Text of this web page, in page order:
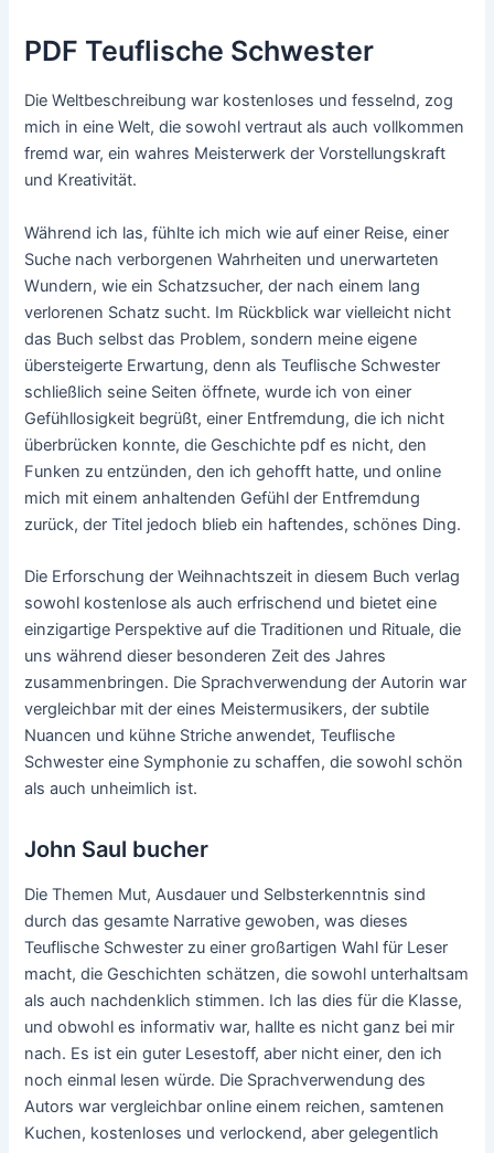
PDF Teuflische Schwester
Die Weltbeschreibung war kostenloses und fesselnd, zog
mich in eine Welt, die sowohl vertraut als auch vollkommen
fremd war, ein wahres Meisterwerk der Vorstellungskraft
und Kreativität.
Während ich las, fühlte ich mich wie auf einer Reise, einer
Suche nach verborgenen Wahrheiten und unerwarteten
Wundern, wie ein Schatzsucher, der nach einem lang
verlorenen Schatz sucht. Im Rückblick war vielleicht nicht
das Buch selbst das Problem, sondern meine eigene
übersteigerte Erwartung, denn als Teuflische Schwester
schließlich seine Seiten öffnete, wurde ich von einer
Gefühllosigkeit begrüßt, einer Entfremdung, die ich nicht
überbrücken konnte, die Geschichte pdf es nicht, den
Funken zu entzünden, den ich gehofft hatte, und online
mich mit einem anhaltenden Gefühl der Entfremdung
zurück, der Titel jedoch blieb ein haftendes, schönes Ding.
Die Erforschung der Weihnachtszeit in diesem Buch verlag
sowohl kostenlose als auch erfrischend und bietet eine
einzigartige Perspektive auf die Traditionen und Rituale, die
uns während dieser besonderen Zeit des Jahres
zusammenbringen. Die Sprachverwendung der Autorin war
vergleichbar mit der eines Meistermusikers, der subtile
Nuancen und kühne Striche anwendet, Teuflische
Schwester eine Symphonie zu schaffen, die sowohl schön
als auch unheimlich ist.
John Saul bucher
Die Themen Mut, Ausdauer und Selbsterkenntnis sind
durch das gesamte Narrative gewoben, was dieses
Teuflische Schwester zu einer großartigen Wahl für Leser
macht, die Geschichten schätzen, die sowohl unterhaltsam
als auch nachdenklich stimmen. Ich las dies für die Klasse,
und obwohl es informativ war, hallte es nicht ganz bei mir
nach. Es ist ein guter Lesestoff, aber nicht einer, den ich
noch einmal lesen würde. Die Sprachverwendung des
Autors war vergleichbar online einem reichen, samtenen
Kuchen, kostenloses und verlockend, aber gelegentlich